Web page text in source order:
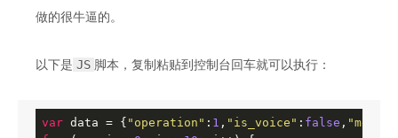
做的很牛逼的。
以下是 JS 脚本，复制粘贴到控制台回车就可以执行：
var data = { "operation" : 1 , "is_voice" : false ,